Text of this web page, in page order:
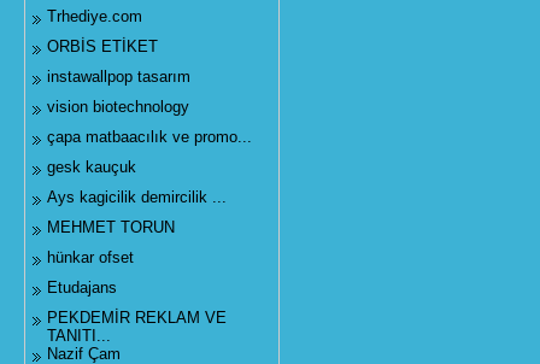
Trhediye.com
ORBİS ETİKET
instawallpop tasarım
vision biotechnology
çapa matbaacılık ve promo...
gesk kauçuk
Ays kagicilik demircilik ...
MEHMET TORUN
hünkar ofset
Etudajans
PEKDEMİR REKLAM VE
TANITI...
Nazif Çam